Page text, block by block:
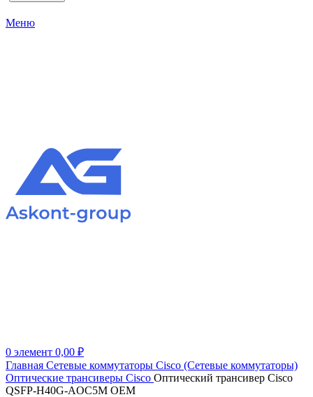
Меню
0 элемент 0,00 ₽
Главная Сетевые коммутаторы Cisco (Сетевые коммутаторы)
Оптические трансиверы Cisco Оптический трансивер Cisco
QSFP-H40G-AOC5M OEM